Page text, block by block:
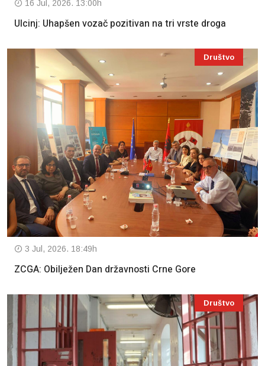
16 Jul, 2026. 13:00h
Ulcinj: Uhapšen vozač pozitivan na tri vrste droga
Društvo
3 Jul, 2026. 18:49h
ZCGA: Obilježen Dan državnosti Crne Gore
Društvo